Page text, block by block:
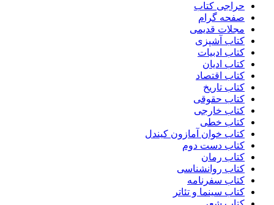
حراجی کتاب
صفحه گرام
مجلات قدیمی
کتاب آشپزی
کتاب ادبیات
کتاب ادیان
کتاب اقتصاد
کتاب تاریخ
کتاب حقوقی
کتاب خارجی
کتاب خطی
کتاب خوان آمازون کیندل
کتاب دست دوم
کتاب رمان
کتاب روانشناسی
کتاب سفرنامه
کتاب سینما و تئاتر